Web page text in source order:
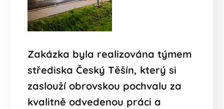
Zakázka byla realizována týmem
střediska Český Těšín, který si
zaslouží obrovskou pochvalu za
kvalitně odvedenou práci a